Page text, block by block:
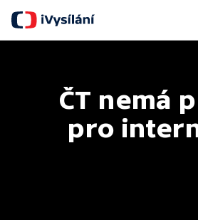
ČT nemá
pro